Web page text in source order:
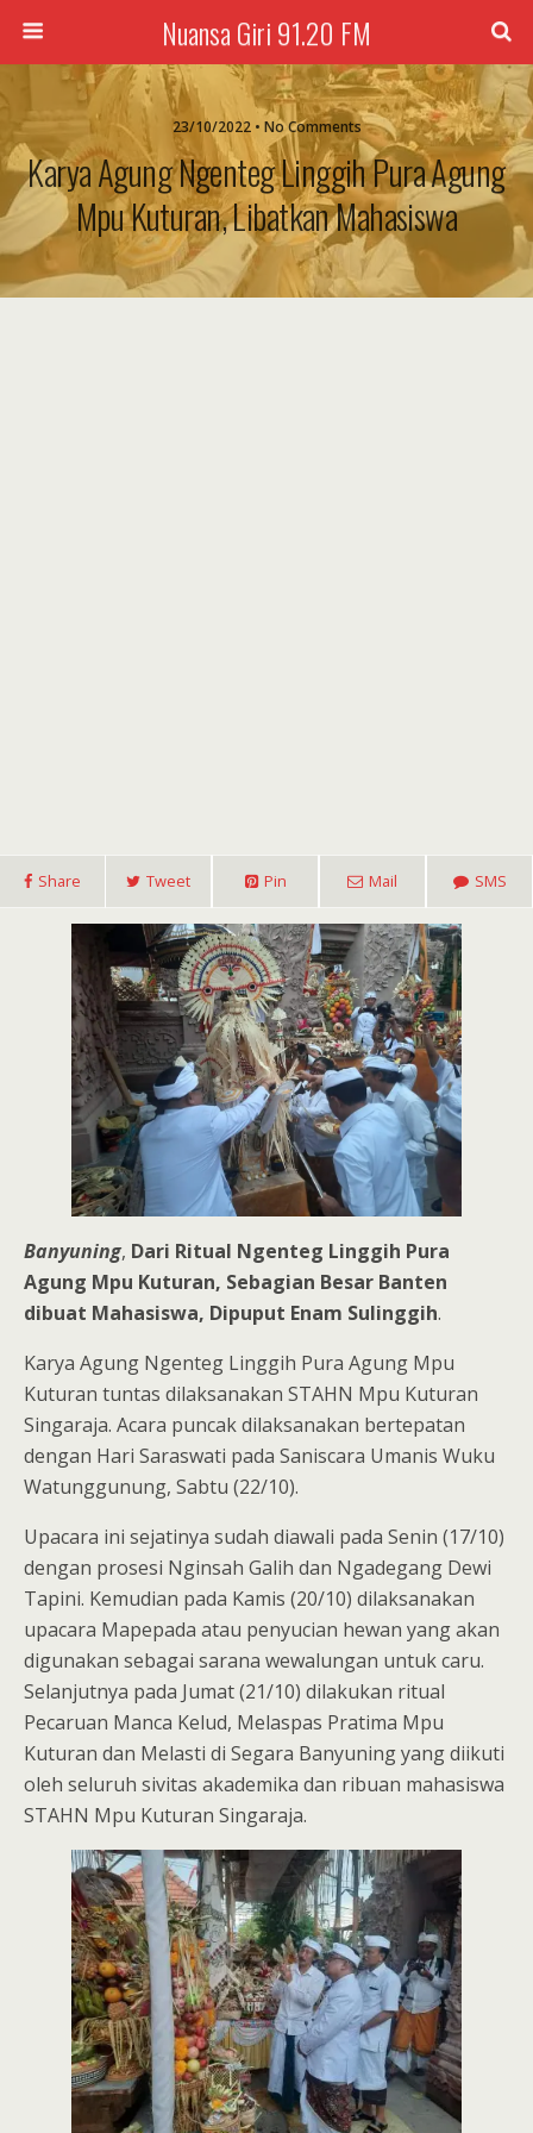
Nuansa Giri 91.20 FM
23/10/2022 • No Comments
Karya Agung Ngenteg Linggih Pura Agung
Mpu Kuturan, Libatkan Mahasiswa
Share Tweet Pin Mail SMS
Banyuning, Dari Ritual Ngenteg Linggih Pura
Agung Mpu Kuturan, Sebagian Besar Banten
dibuat Mahasiswa, Dipuput Enam Sulinggih.
Karya Agung Ngenteg Linggih Pura Agung Mpu
Kuturan tuntas dilaksanakan STAHN Mpu Kuturan
Singaraja. Acara puncak dilaksanakan bertepatan
dengan Hari Saraswati pada Saniscara Umanis Wuku
Watunggunung, Sabtu (22/10).
Upacara ini sejatinya sudah diawali pada Senin (17/10)
dengan prosesi Nginsah Galih dan Ngadegang Dewi
Tapini. Kemudian pada Kamis (20/10) dilaksanakan
upacara Mapepada atau penyucian hewan yang akan
digunakan sebagai sarana wewalungan untuk caru.
Selanjutnya pada Jumat (21/10) dilakukan ritual
Pecaruan Manca Kelud, Melaspas Pratima Mpu
Kuturan dan Melasti di Segara Banyuning yang diikuti
oleh seluruh sivitas akademika dan ribuan mahasiswa
STAHN Mpu Kuturan Singaraja.